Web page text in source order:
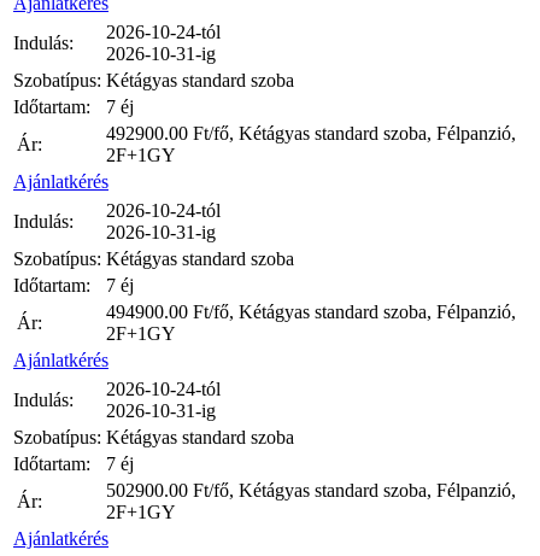
Indulás:
2026-10-24-tól
2026-10-31-ig
Szobatípus: Kétágyas standard szoba
Időtartam:
7 éj
Ár:
492900.00 Ft/fő, Kétágyas standard szoba, Félpanzió,
2F+1GY
Ajánlatkérés
Indulás:
2026-10-24-tól
2026-10-31-ig
Szobatípus: Kétágyas standard szoba
Időtartam:
7 éj
Ár:
494900.00 Ft/fő, Kétágyas standard szoba, Félpanzió,
2F+1GY
Ajánlatkérés
Indulás:
2026-10-24-tól
2026-10-31-ig
Szobatípus: Kétágyas standard szoba
Időtartam:
7 éj
Ár:
502900.00 Ft/fő, Kétágyas standard szoba, Félpanzió,
2F+1GY
Ajánlatkérés